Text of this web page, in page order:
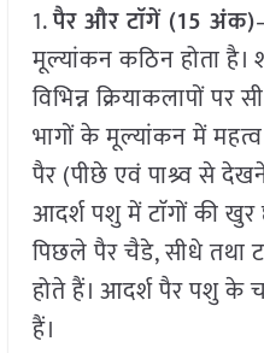
1.पैर और टाॅगें (15 अंक)
मूल्यांकन कठिन होता
विभिन्न क्रियाकलापों पर
भागों के मूल्यांकन में
पैर (पीछे एवं पाश्र्व से
आदर्श पशु में टाॅगों की खुर
पिछले पैर चैडे, सीधे तथा
होते हैं। आदर्श पैर पशु के
हैं।